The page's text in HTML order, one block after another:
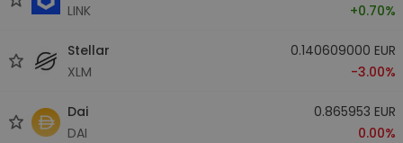
LINK
+0.70%
Stellar
XLM
0.140609000 EUR
-3.00%
Dai
DAI
0.865953 EUR
0.00%